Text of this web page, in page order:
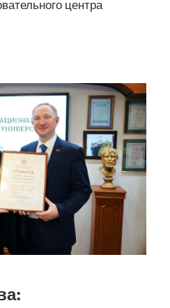
центра